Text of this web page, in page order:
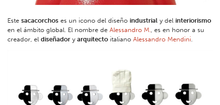
Este sacacorchos es un icono del diseño industrial y del interiorismo
en el ámbito global. El nombre de Alessandro M.
, es en honor a su
creador, el diseñador y arquitecto italiano Alessandro Mendini